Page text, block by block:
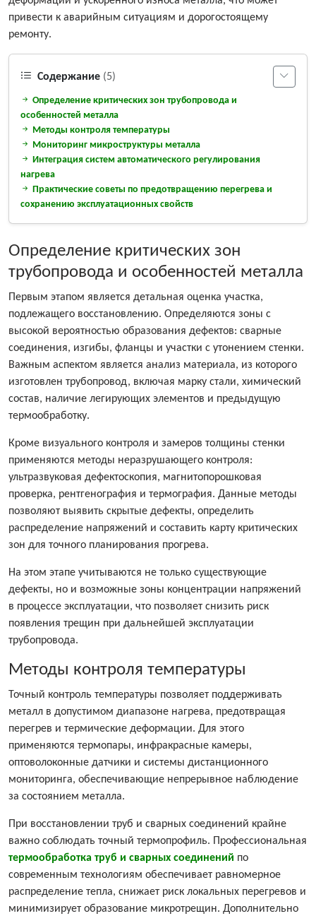
привести к аварийным ситуациям и дорогостоящему
ремонту.
Содержание (5)
Определение критических зон трубопровода и
особенностей металла
Методы контроля температуры
Мониторинг микроструктуры металла
Интеграция систем автоматического регулирования
нагрева
Практические советы по предотвращению перегрева и
сохранению эксплуатационных свойств
Определение критических зон
трубопровода и особенностей металла
Первым этапом является детальная оценка участка,
подлежащего восстановлению. Определяются зоны с
высокой вероятностью образования дефектов: сварные
соединения, изгибы, фланцы и участки с утонением стенки.
Важным аспектом является анализ материала, из которого
изготовлен трубопровод, включая марку стали, химический
состав, наличие легирующих элементов и предыдущую
термообработку.
Кроме визуального контроля и замеров толщины стенки
применяются методы неразрушающего контроля:
ультразвуковая дефектоскопия, магнитопорошковая
проверка, рентгенография и термография. Данные методы
позволяют выявить скрытые дефекты, определить
распределение напряжений и составить карту критических
зон для точного планирования прогрева.
На этом этапе учитываются не только существующие
дефекты, но и возможные зоны концентрации напряжений
в процессе эксплуатации, что позволяет снизить риск
появления трещин при дальнейшей эксплуатации
трубопровода.
Методы контроля температуры
Точный контроль температуры позволяет поддерживать
металл в допустимом диапазоне нагрева, предотвращая
перегрев и термические деформации. Для этого
применяются термопары, инфракрасные камеры,
оптоволоконные датчики и системы дистанционного
мониторинга, обеспечивающие непрерывное наблюдение
за состоянием металла.
При восстановлении труб и сварных соединений крайне
важно соблюдать точный термопрофиль. Профессиональная
термообработка труб и сварных соединений по
современным технологиям обеспечивает равномерное
распределение тепла, снижает риск локальных перегревов и
минимизирует образование микротрещин. Дополнительно